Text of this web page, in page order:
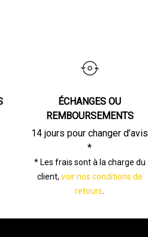
ÉCHANGES OU
REMBOURSEMENTS
14 jours pour changer d’avis
*
* Les frais sont à la charge du
client, voir nos conditions de
retours